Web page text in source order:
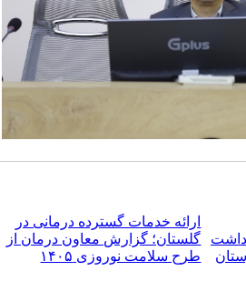
ارائه خدمات گسترده درمانی در
گلستان؛ گزارش معاون درمان از
طرح سلامت نوروزی ۱۴۰۵